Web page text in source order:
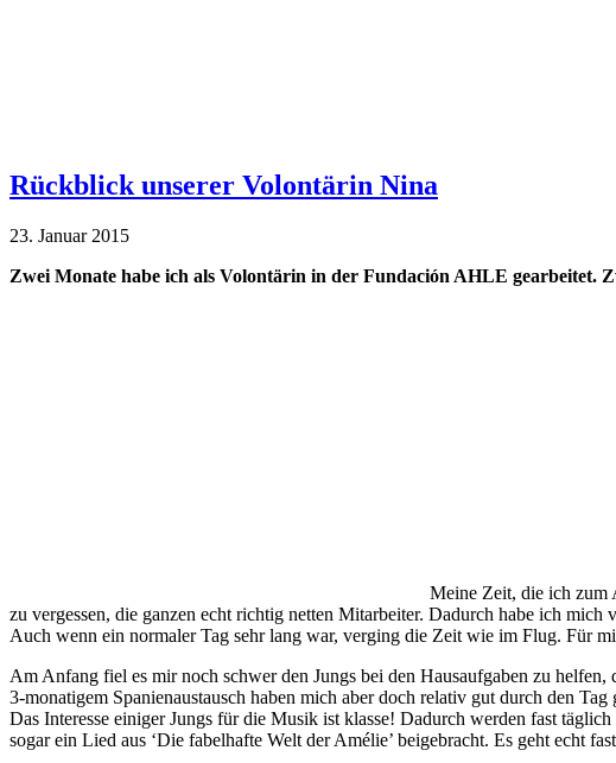
Rückblick unserer Volontärin Nina
23. Januar 2015
Zwei Monate habe ich als Volontärin in der Fundación AHLE gearbeitet.
Meine Zeit, die ich zum
zu vergessen, die ganzen echt richtig netten Mitarbeiter. Dadurch habe ich
Auch wenn ein normaler Tag sehr lang war, verging die Zeit wie im Flug. Für
Am Anfang fiel es mir noch schwer den Jungs bei den Hausaufgaben zu
3-monatigem Spanienaustausch haben mich aber doch relativ gut durch den Tag
Das Interesse einiger Jungs für die Musik ist klasse! Dadurch werden fast
sogar ein Lied aus ‘Die fabelhafte Welt der Amélie’ beigebracht. Es geht echt